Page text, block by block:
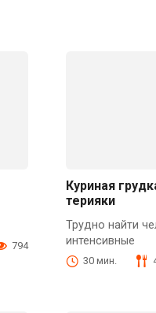
794
Куриная
терияки
Трудно найти
интенсивные
30 мин.